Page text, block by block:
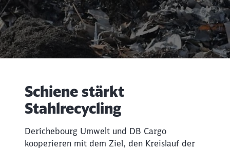
Rückruf
Schiene stärkt
Stahlrecycling
Derichebourg Umwelt und DB Cargo
kooperieren mit dem Ziel, den Kreislauf der